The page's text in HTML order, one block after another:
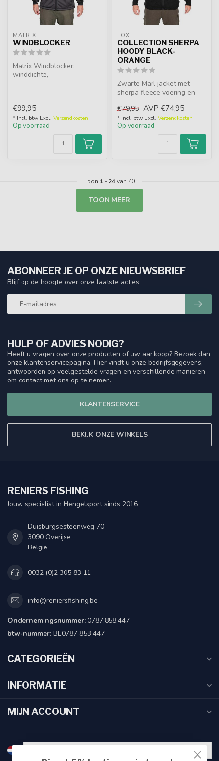
MATRIX
WINDBLOCKER
Matrix Windblocker:
winddichte,
€99,95
* Incl. btw Excl. Verzendkosten
Op voorraad
FOX
COLLECTION SHERPA
HOODY BLACK-
ORANGE
Zwarte Marl jacket met
sherpa fleece voering en
Dikke sherpa fleece voe...
€79,95 AVP €74,95
* Incl. btw Excl. Verzendkosten
Op voorraad
Toon 1 - 24van 40
TOON MEER
HULP OF ADVIES NODIG?
Heeft u vragen over onze producten of uw aankoop? Bezoek dan
onze klantenservicepagina. Hier vindt u onze bedrijfsgegevens,
antwoorden op veelgestelde vragen en verschillende manieren
om contact met ons op te nemen.
KLANTENSERVICE
BEKIJK ONZE WINKELS
ABONNEER JE OP ONZE NIEUWSBRIEF
Blijf op de hoogte over onze laatste acties
RENIERS FISHING
Jouw specialist in Hengelsport sinds 2016
Duisburgsesteenweg 70
3090 Overijse
België
0032 (0)2 305 83 11
info@reniersfishing.be
Ondernemingsnummer: 0787.858.447
btw-nummer: BE0787 858 447
CATEGORIEËN
INFORMATIE
MIJN ACCOUNT